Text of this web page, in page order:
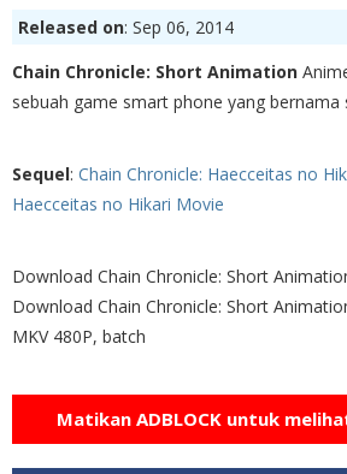
Released on: Sep 06, 2014
Chain Chronicle: Short Animation
sebuah game smart phone yang bernama
Sequel: Chain Chronicle: Haecceitas no
Haecceitas no Hikari Movie
Download Chain Chronicle: Short
Download Chain Chronicle: Short
MKV 480P, batch
Matikan ADBLOCK untuk